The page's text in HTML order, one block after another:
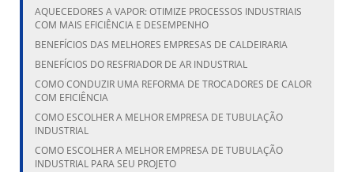
AQUECEDORES A VAPOR: OTIMIZE PROCESSOS INDUSTRIAIS
COM MAIS EFICIÊNCIA E DESEMPENHO
BENEFÍCIOS DAS MELHORES EMPRESAS DE CALDEIRARIA
BENEFÍCIOS DO RESFRIADOR DE AR INDUSTRIAL
COMO CONDUZIR UMA REFORMA DE TROCADORES DE CALOR
COM EFICIÊNCIA
COMO ESCOLHER A MELHOR EMPRESA DE TUBULAÇÃO
INDUSTRIAL
COMO ESCOLHER A MELHOR EMPRESA DE TUBULAÇÃO
INDUSTRIAL PARA SEU PROJETO